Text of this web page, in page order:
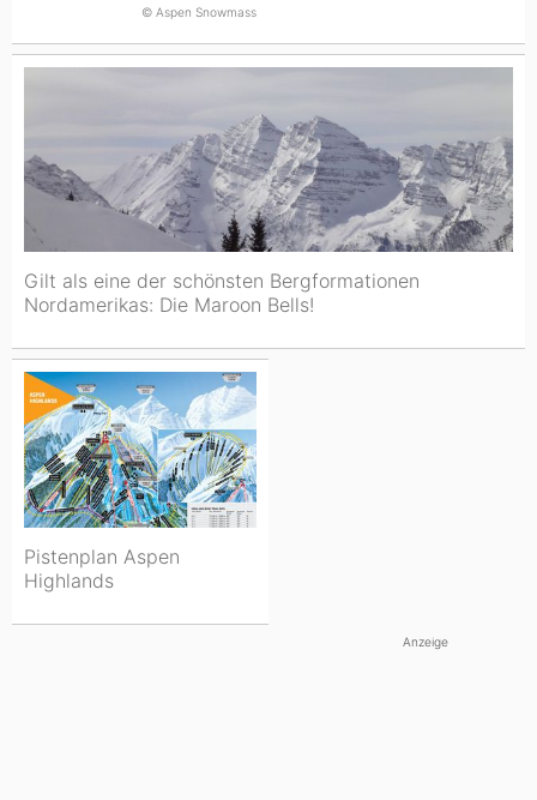
© Aspen Snowmass
Gilt als eine der schönsten Bergformationen
Nordamerikas: Die Maroon Bells!
Pistenplan Aspen
Highlands
Anzeige